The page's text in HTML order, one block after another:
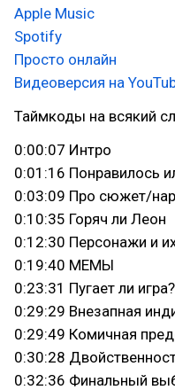
Apple Music
Spotify
Просто онлайн
Видеоверсия на
Таймкоды на всякий
0:00:07 Интро
0:01:16 Понравилось
0:03:09 Про сюжет/
0:10:35 Горяч ли Леон
0:12:30 Персонажи и
0:19:40 МЕМЫ
0:23:31 Пугает ли игра?
0:29:29 Внезапная
0:29:49 Комичная
0:30:28
0:32:36 Финальный